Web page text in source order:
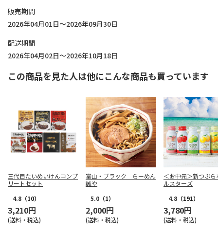
販売期間
2026年04月01日～2026年09月30日
配送期間
2026年04月02日～2026年10月18日
この商品を見た人は他にこんな商品も買っています
三代目たいめいけんコンプ
リートセット
4.8 （10）
3,210円
(送料・税込)
富山・ブラック らーめん
誠や
5.0 （1）
2,000円
(送料・税込)
＜お中元＞新つぶら
ルスターズ
4.8 （191）
3,780円
(送料・税込)